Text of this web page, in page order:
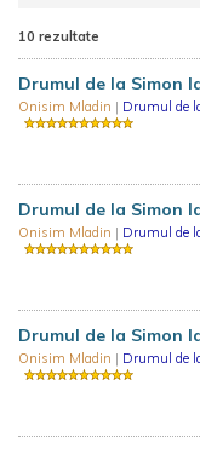
10 rezultate
Drumul de la Simon
Onisim Mladin | Drumul de
Drumul de la Simon
Onisim Mladin | Drumul de
Drumul de la Simon
Onisim Mladin | Drumul de